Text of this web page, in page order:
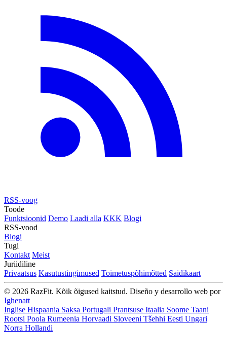
RSS-voog
Toode
Funktsioonid Demo Laadi alla KKK Blogi
RSS-vood
Blogi
Tugi
Kontakt Meist
Juriidiline
Privaatsus Kasutustingimused Toimetuspõhimõtted Saidikaart
© 2026 RazFit. Kõik õigused kaitstud. Diseño y desarrollo web por
Ighenatt
Inglise Hispaania Saksa Portugali Prantsuse Itaalia Soome Taani
Rootsi Poola Rumeenia Horvaadi Sloveeni Tšehhi Eesti Ungari
Norra Hollandi